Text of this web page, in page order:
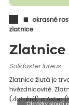
okrasné
zlatnice
Zlatnice
Solidaster luteus
Zlatnice žlutá je
hvězdnicovité.
(zlatobýl) a Aster